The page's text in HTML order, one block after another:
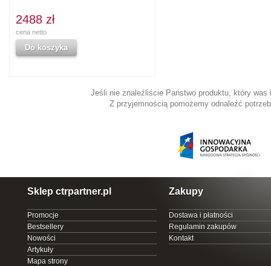
2488 zł
cena netto
Do koszyka
Jeśli nie znaleźliście Państwo produktu, który
Z przyjemnością pomożemy odnaleźć
Sklep ctrpartner.pl
Promocje
Bestsellery
Nowości
Artykuły
Mapa strony
Zakupy
Dostawa i płatności
Regulamin zakupów
Kontakt